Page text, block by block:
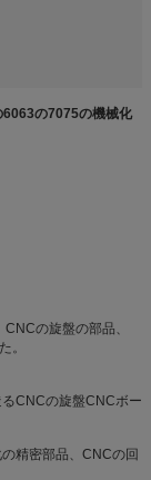
の7075の機械化
の旋盤の部品、
。
CNCの旋盤CNCボー
精密部品、CNCの回